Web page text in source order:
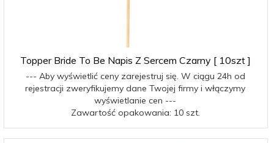
Topper Bride To Be Napis Z Sercem Czarny [ 10szt ]
--- Aby wyświetlić ceny zarejestruj się. W ciągu 24h od
rejestracji zweryfikujemy dane Twojej firmy i włączymy
wyświetlanie cen ---
Zawartość opakowania: 10 szt.